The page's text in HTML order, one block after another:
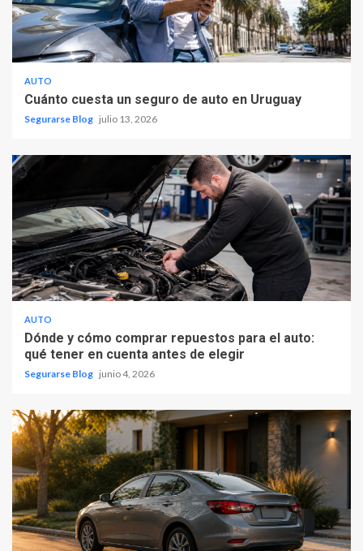
AUTO
Cuánto cuesta un seguro de auto en Uruguay
Segurarse Blog julio 13, 2026
AUTO
Dónde y cómo comprar repuestos para el auto:
qué tener en cuenta antes de elegir
Segurarse Blog junio 4, 2026